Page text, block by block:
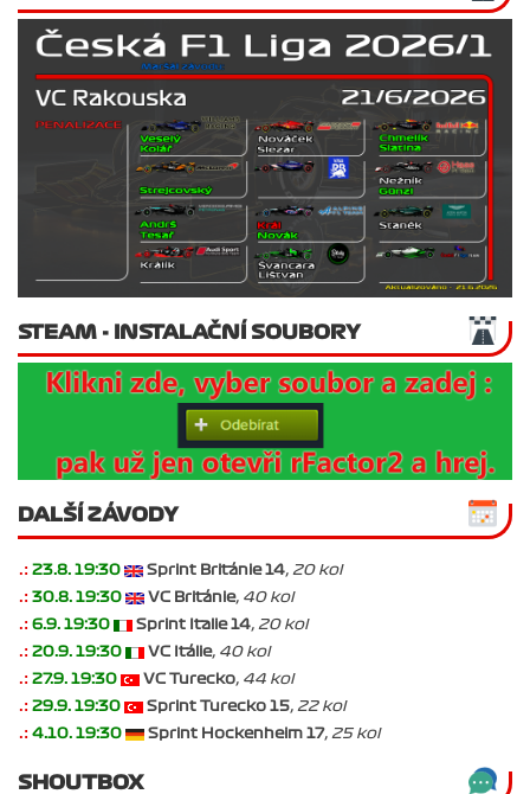
STEAM - INSTALAČNÍ SOUBORY
DALŠÍ ZÁVODY
.: 23.8. 19:30 Sprint Británie 14, 20 kol
.: 30.8. 19:30 VC Británie, 40 kol
.: 6.9. 19:30 Sprint Italie 14, 20 kol
.: 20.9. 19:30 VC Itálie, 40 kol
.: 27.9. 19:30 VC Turecko, 44 kol
.: 29.9. 19:30 Sprint Turecko 15, 22 kol
.: 4.10. 19:30 Sprint Hockenheim 17, 25 kol
SHOUTBOX